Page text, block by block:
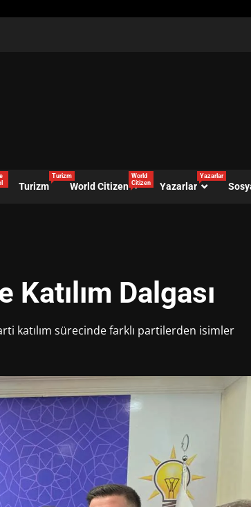
Turizm
Turizm
World Citizen
World
Citizen
Yazarlar
Yazarlar
Katılım Dalgası
katılım sürecinde farklı partilerden isimler